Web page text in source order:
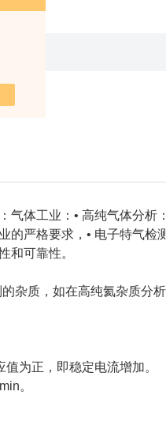
体工业：• 高纯气体分析
严格要求，• 电子特气检
和可靠性。
杂质，如在高纯氦杂质分
为正，即稳定电流增加。
。